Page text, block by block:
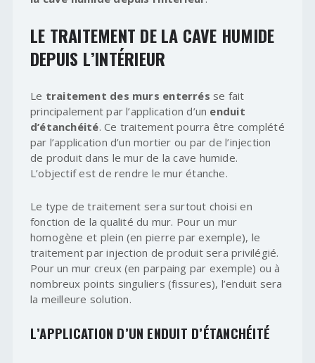
LE TRAITEMENT DE LA CAVE HUMIDE
DEPUIS L’INTÉRIEUR
Le traitement des murs enterrés se fait
principalement par l’application d’un enduit
d’étanchéité. Ce traitement pourra être complété
par l’application d’un mortier ou par de l’injection
de produit dans le mur de la cave humide.
L’objectif est de rendre le mur étanche.
Le type de traitement sera surtout choisi en
fonction de la qualité du mur. Pour un mur
homogène et plein (en pierre par exemple), le
traitement par injection de produit sera privilégié.
Pour un mur creux (en parpaing par exemple) ou à
nombreux points singuliers (fissures), l’enduit sera
la meilleure solution.
L’APPLICATION D’UN ENDUIT D’ÉTANCHÉITÉ